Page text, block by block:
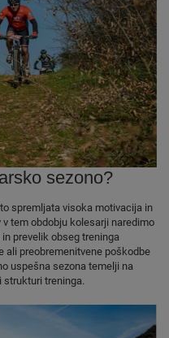
sezono?
spremljata visoka motivacija in
tem obdobju kolesarji naredimo
prevelik obseg treninga
ali preobremenitvene poškodbe
uspešna sezona temelji na
strukturi treninga.